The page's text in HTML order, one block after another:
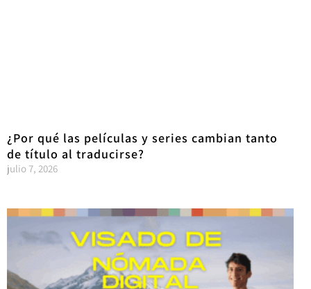
¿Por qué las películas y series cambian tanto
de título al traducirse?
julio 7, 2026